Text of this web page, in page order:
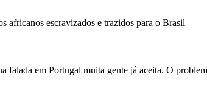
africanos escravizados e trazidos para o Brasil
falada em Portugal muita gente já aceita. O